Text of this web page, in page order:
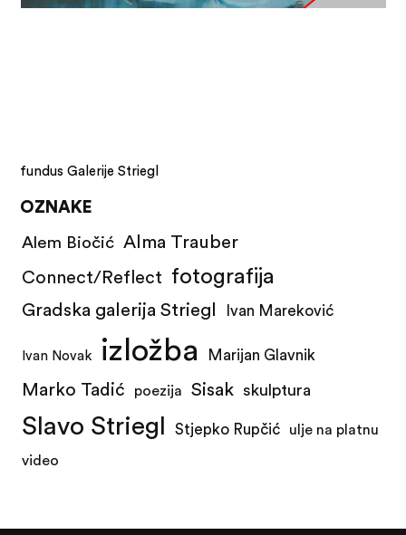
fundus Galerije Striegl
OZNAKE
Alem Biočić Alma Trauber
Connect/Reflect fotografija
Gradska galerija Striegl Ivan Mareković
Ivan Novak izložba Marijan Glavnik
Marko Tadić poezija Sisak skulptura
Slavo Striegl Stjepko Rupčić ulje na platnu
video